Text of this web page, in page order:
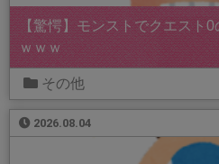
【驚愕】モンストでクエスト0
ｗｗｗ
その他
2026.08.04